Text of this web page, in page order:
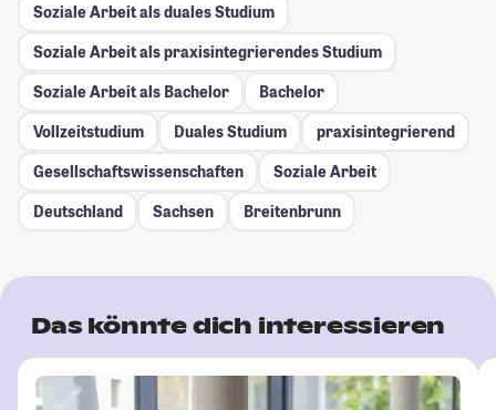
Soziale Arbeit als duales Studium
Soziale Arbeit als praxisintegrierendes Studium
Soziale Arbeit als Bachelor
Bachelor
Vollzeitstudium
Duales Studium
praxisintegrierend
Gesellschafts­wissenschaften
Soziale Arbeit
Deutschland
Sachsen Breitenbrunn
Das könnte dich interessieren